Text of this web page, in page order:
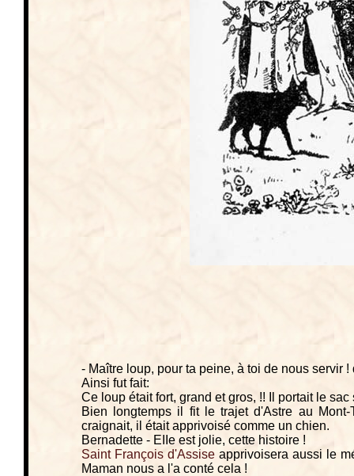
- Maître loup, pour ta peine, à toi de nous servir !
Ainsi fut fait:
Ce loup était fort, grand et gros, !! Il portait le sac
Bien longtemps il fit le trajet d'Astre au
craignait, il était apprivoisé comme un chien.
Bernadette - EIIe est jolie, cette histoire !
Saint François d'Assise apprivoisera aussi le
Maman nous a l'a conté cela !